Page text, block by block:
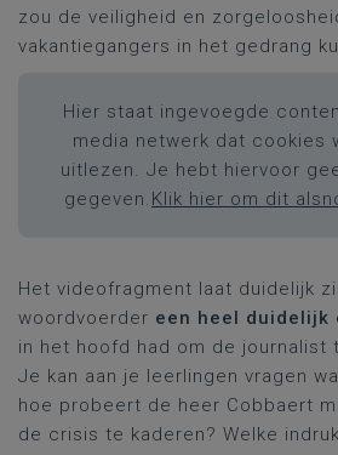
zou de veiligheid en
vakantiegangers in het gedrang
Hier staat ingevoegde
media netwerk dat cookies
uitlezen. Je hebt hiervoor
gegeven. Klik hier om dit
Het videofragment laat duidelijk
woordvoerder een heel duidelijk
in het hoofd had om de journalist
Je kan aan je leerlingen vragen
hoe probeert de heer Cobbaert
de crisis te kaderen? Welke